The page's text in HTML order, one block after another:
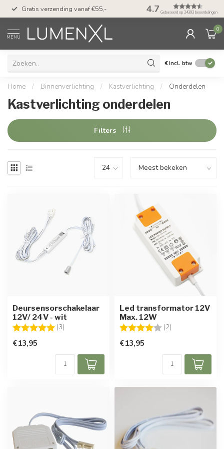
Gratis verzending vanaf €55,- 50 dagen
met Klarna
4.7 Gebaseerd op 24393 beoordelingen
MENU
0
€Incl. btw
Home / Binnenverlichting / Kastverlichting / Onderdelen
Kastverlichting onderdelen
Filters
Deursensorschakelaar
12V/ 24V - wit
Beoordeling: (3)
€13,95
Led transformator 12V
Max. 12W
Beoordeling: (2)
€13,95